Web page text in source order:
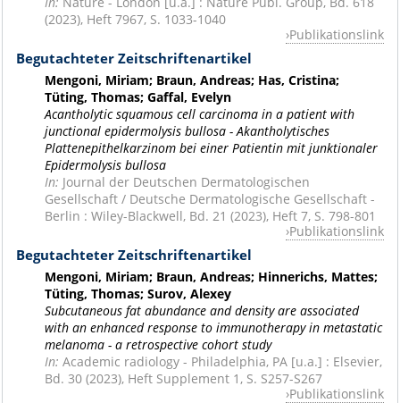
(2023), Heft 7967, S. 1033-1040
Publikationslink
Begutachteter Zeitschriftenartikel
Mengoni, Miriam; Braun, Andreas; Has, Cristina;
Tüting, Thomas; Gaffal, Evelyn
Acantholytic squamous cell carcinoma in a patient with
junctional epidermolysis bullosa - Akantholytisches
Plattenepithelkarzinom bei einer Patientin mit junktionaler
Epidermolysis bullosa
In: Journal der Deutschen Dermatologischen
Gesellschaft / Deutsche Dermatologische Gesellschaft -
Berlin : Wiley-Blackwell, Bd. 21 (2023), Heft 7, S. 798-801
Publikationslink
Begutachteter Zeitschriftenartikel
Mengoni, Miriam; Braun, Andreas; Hinnerichs, Mattes;
Tüting, Thomas; Surov, Alexey
Subcutaneous fat abundance and density are associated
with an enhanced response to immunotherapy in metastatic
melanoma - a retrospective cohort study
In: Academic radiology - Philadelphia, PA [u.a.] : Elsevier,
Bd. 30 (2023), Heft Supplement 1, S. S257-S267
Publikationslink